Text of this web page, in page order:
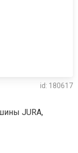
JURA,
id: 180617